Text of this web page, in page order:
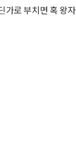
가로 부치면 혹 왕